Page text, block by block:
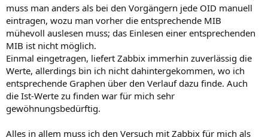
muss man anders als bei den Vorgängern jede OID manuell
eintragen, wozu man vorher die entsprechende MIB
mühevoll auslesen muss; das Einlesen einer entsprechenden
MIB ist nicht möglich.
Einmal eingetragen, liefert Zabbix immerhin zuverlässig die
Werte, allerdings bin ich nicht dahintergekommen, wo ich
entsprechende Graphen über den Verlauf dazu finde. Auch
die Ist-Werte zu finden war für mich sehr
gewöhnungsbedürftig.
Alles in allem muss ich den Versuch mit Zabbix für mich als